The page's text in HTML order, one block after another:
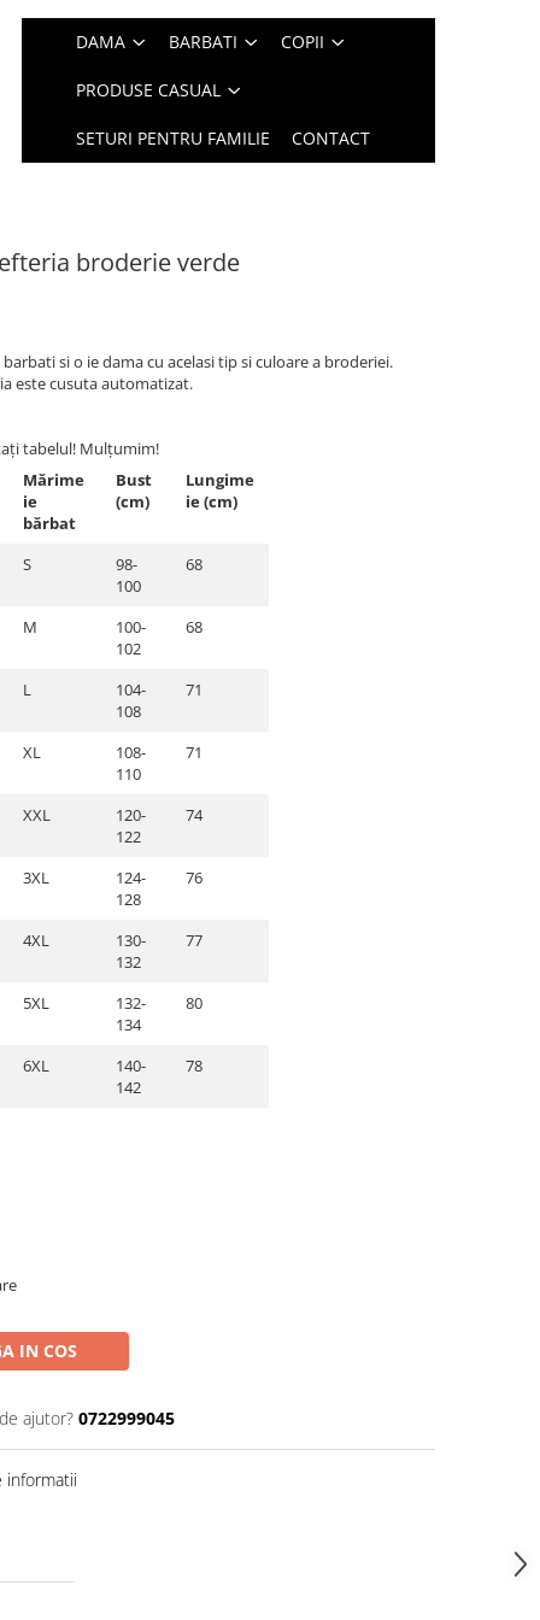
DAMA BARBATI COPII
PRODUSE CASUAL
SETURI PENTRU FAMILIE CONTACT
broderie verde
si o ie dama cu acelasi tip si culoare a broderiei.
este cusuta automatizat.
tabelul! Mulțumim!
Mărime
ie
bărbat
Bust
(cm)
Lungime
ie (cm)
S
98-
100
68
M
100-
102
68
L
104-
108
71
XL
108-
110
71
XXL
120-
122
74
3XL
124-
128
76
4XL
130-
132
77
5XL
132-
134
80
6XL
140-
142
78
IN COS
ajutor? 0722999045
informatii